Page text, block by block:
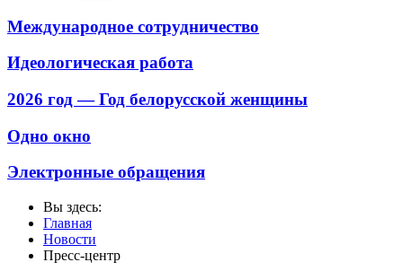
Международное сотрудничество
Идеологическая работа
2026 год — Год белорусской женщины
Одно окно
Электронные обращения
Вы здесь:
Главная
Новости
Пресс-центр